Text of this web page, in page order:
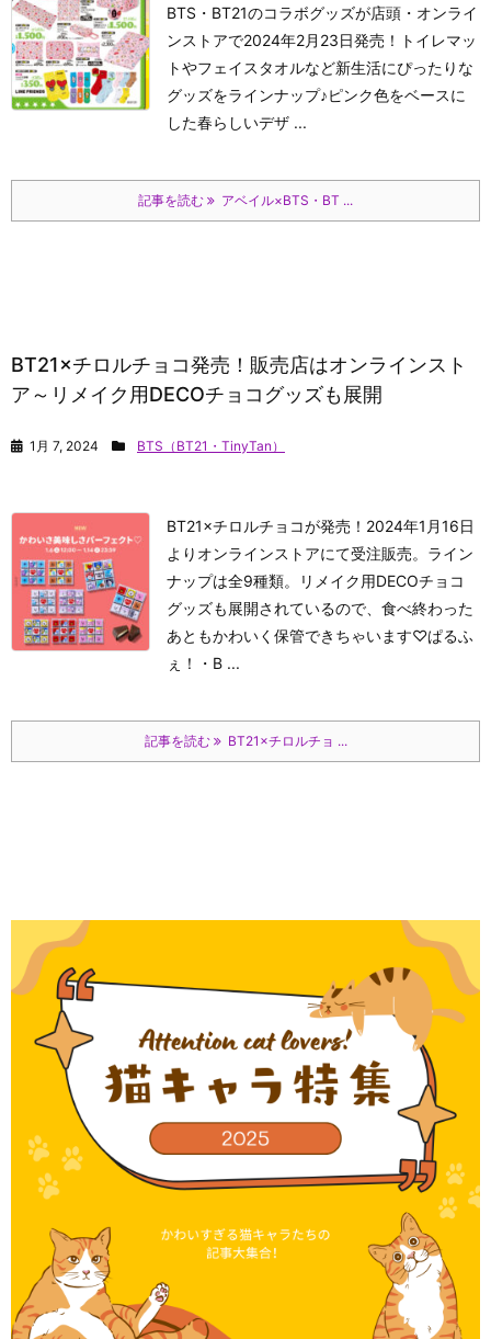
BTS・BT21のコラボグッズが店頭・オンライ
ンストアで2024年2月23日発売！トイレマッ
トやフェイスタオルなど新生活にぴったりな
グッズをラインナップ♪ピンク色をベースに
した春らしいデザ ...
記事を読む アベイル×BTS・BT ...
BT21×チロルチョコ発売！販売店はオンラインスト
ア～リメイク用DECOチョコグッズも展開
1月 7, 2024 BTS（BT21・TinyTan）
BT21×チロルチョコが発売！2024年1月16日
よりオンラインストアにて受注販売。ライン
ナップは全9種類。リメイク用DECOチョコ
グッズも展開されているので、食べ終わった
あともかわいく保管できちゃいます♡ぱるふ
ぇ！
・B ...
記事を読む BT21×チロルチョ ...